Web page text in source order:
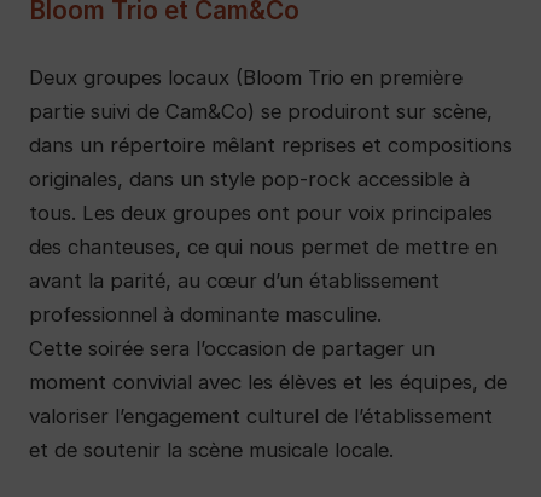
Bloom Trio et Cam&Co
Deux groupes locaux (Bloom Trio en première
partie suivi de Cam&Co) se produiront sur scène,
dans un répertoire mêlant reprises et compositions
originales, dans un style pop-rock accessible à
tous. Les deux groupes ont pour voix principales
des chanteuses, ce qui nous permet de mettre en
avant la parité, au cœur d’un établissement
professionnel à dominante masculine.
Cette soirée sera l’occasion de partager un
moment convivial avec les élèves et les équipes, de
valoriser l’engagement culturel de l’établissement
et de soutenir la scène musicale locale.